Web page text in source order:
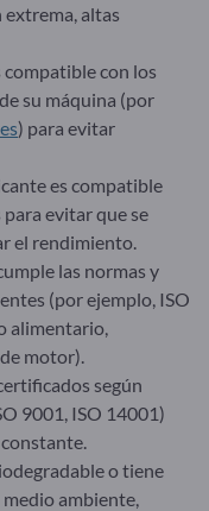
altas
con los
su máquina (por
) para evitar
es compatible
evitar que se
el rendimiento.
las normas y
(por ejemplo, ISO
alimentario,
motor).
según
9001, ISO 14001)
o tiene
ambiente,